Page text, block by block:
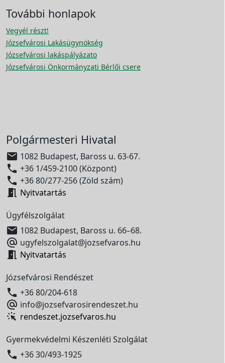
További honlapok
Vegyél részt!
Józsefvárosi Lakásügynökség
Józsefvárosi lakáspályázato
Józsefvárosi Önkormányzati Bérlői csere
Polgármesteri Hivatal
 1082 Budapest, Baross u. 63-67.
 +36 1/459-2100 (Központ)
 +36 80/277-256 (Zöld szám)
 Nyitvatartás
Ügyfélszolgálat
 1082 Budapest, Baross u. 66–68.
 ugyfelszolgalat@jozsefvaros.hu
 Nyitvatartás
Józsefvárosi Rendészet
 +36 80/204-618
 info@jozsefvarosirendeszet.hu
rendeszet.jozsefvaros.hu
Gyermekvédelmi Készenléti Szolgálat
 +36 30/493-1925